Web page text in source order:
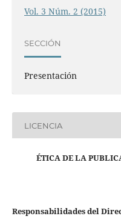
Vol. 3 Núm. 2 (2015)
SECCIÓN
Presentación
LICENCIA
ÉTICA DE LA
Responsabilidades del